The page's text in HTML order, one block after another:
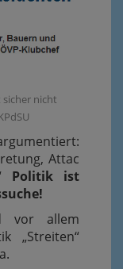
sicher nicht
Attac
Politik ist
vor allem
„Streiten“